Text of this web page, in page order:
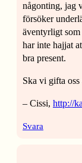
någonting, jag
försöker
äventyrligt
har inte hajjat
bra present.
Ska vi gifta
– Cissi, http://
Svara